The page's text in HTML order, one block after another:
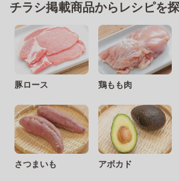
チラシ掲載商品からレシピを
豚ロース 鶏もも肉
さつまいも アボカド